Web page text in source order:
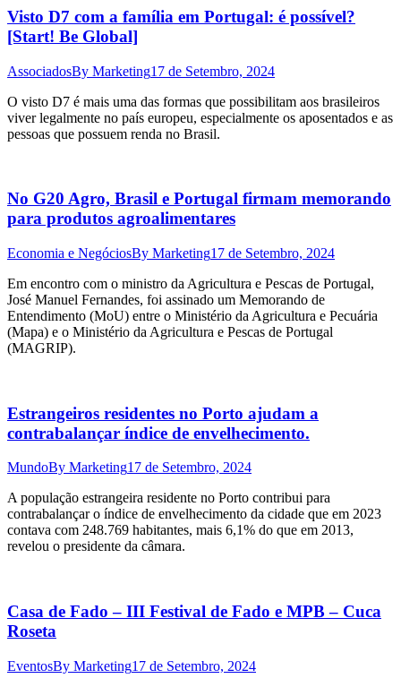
Visto D7 com a família em Portugal: é possível?
[Start! Be Global]
AssociadosBy Marketing17 de Setembro, 2024
O visto D7 é mais uma das formas que possibilitam aos brasileiros
viver legalmente no país europeu, especialmente os aposentados e as
pessoas que possuem renda no Brasil.
No G20 Agro, Brasil e Portugal firmam memorando
para produtos agroalimentares
Economia e NegóciosBy Marketing17 de Setembro, 2024
Em encontro com o ministro da Agricultura e Pescas de Portugal,
José Manuel Fernandes, foi assinado um Memorando de
Entendimento (MoU) entre o Ministério da Agricultura e Pecuária
(Mapa) e o Ministério da Agricultura e Pescas de Portugal
(MAGRIP).
Estrangeiros residentes no Porto ajudam a
contrabalançar índice de envelhecimento.
MundoBy Marketing17 de Setembro, 2024
A população estrangeira residente no Porto contribui para
contrabalançar o índice de envelhecimento da cidade que em 2023
contava com 248.769 habitantes, mais 6,1% do que em 2013,
revelou o presidente da câmara.
Casa de Fado – III Festival de Fado e MPB – Cuca
Roseta
EventosBy Marketing17 de Setembro, 2024